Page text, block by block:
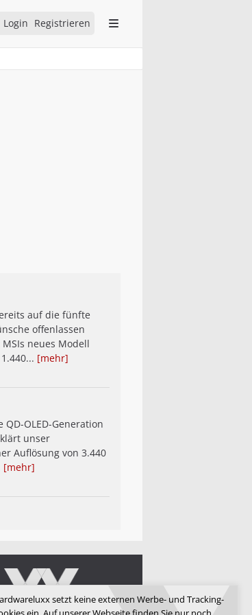
Login Registrieren
Submenu
auf die fünfte
offenlassen
neues Modell
[mehr]
OLED-Generation
unser
Auflösung von 3.440
[mehr]
setzt keine externen Werbe- und Tracking-